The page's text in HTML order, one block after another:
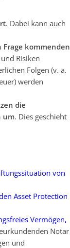
. Dabei kann auch
Frage kommenden
Risiken
Folgen (v. a.
werden
die
um. Dies geschieht
von
Asset Protection
Vermögen,
Notar
und